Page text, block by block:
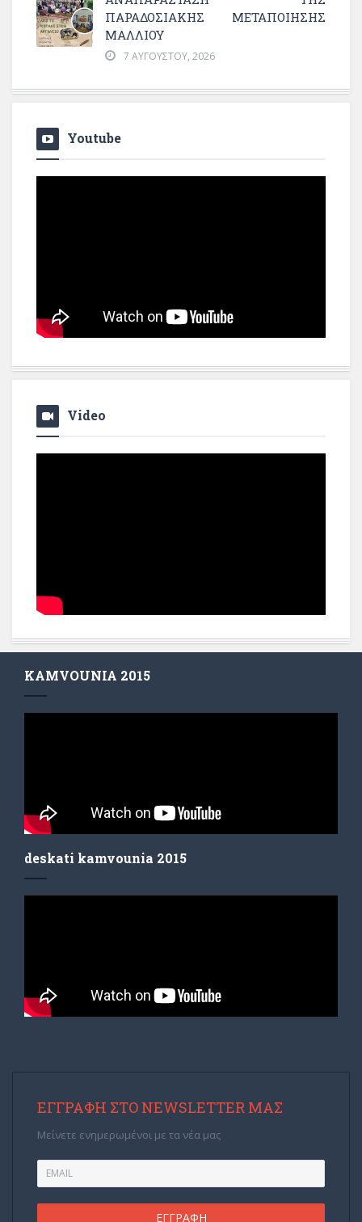
ΠΑΡΑΔΟΣΙΑΚΉΣ ΜΕΤΑΠΟΊΗΣΗΣ
ΜΑΛΛΙΟΎ
7 ΑΥΓΟΎΣΤΟΥ, 2026
Youtube
Video
KAMVOUNIA 2015
deskati kamvounia 2015
ΕΓΓΡΑΦΉ ΣΤΟ NEWSLETTER ΜΑΣ
Μείνετε ενημερωμένοι με τα νέα μας